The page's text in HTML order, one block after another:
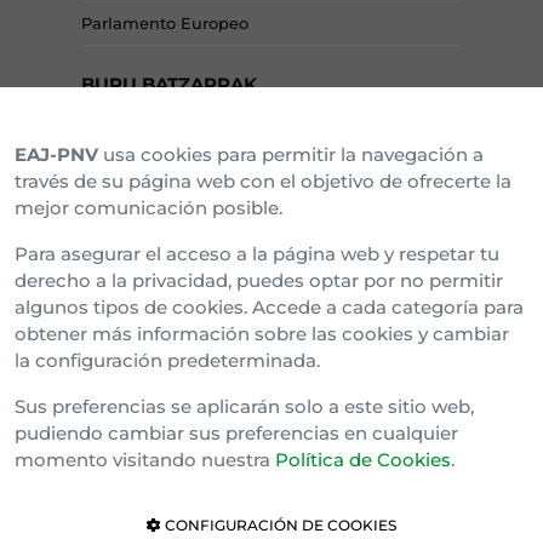
Parlamento Europeo
BURU BATZARRAK
Araba Buru Batzar
Bizkai Buru Batzar
Gipuzko Buru Batzar
Ipar Buru Batzar
Napar Buru Batzar
EAJ-PNV usa cookies para permitir la navegación a
través de su página web con el objetivo de ofrecerte la
mejor comunicación posible.
Para asegurar el acceso a la página web y respetar tu
derecho a la privacidad, puedes optar por no permitir
algunos tipos de cookies. Accede a cada categoría para
obtener más información sobre las cookies y cambiar
la configuración predeterminada.
Sus preferencias se aplicarán solo a este sitio web,
pudiendo cambiar sus preferencias en cualquier
momento visitando nuestra Política de Cookies.
CONFIGURACIÓN DE COOKIES